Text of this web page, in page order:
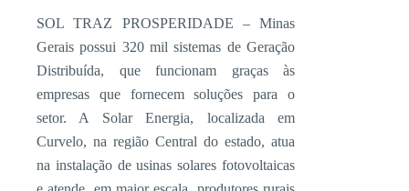
SOL TRAZ PROSPERIDADE – Minas
Gerais possui 320 mil sistemas de Geração
Distribuída, que funcionam graças às
empresas que fornecem soluções para o
setor. A Solar Energia, localizada em
Curvelo, na região Central do estado, atua
na instalação de usinas solares fotovoltaicas